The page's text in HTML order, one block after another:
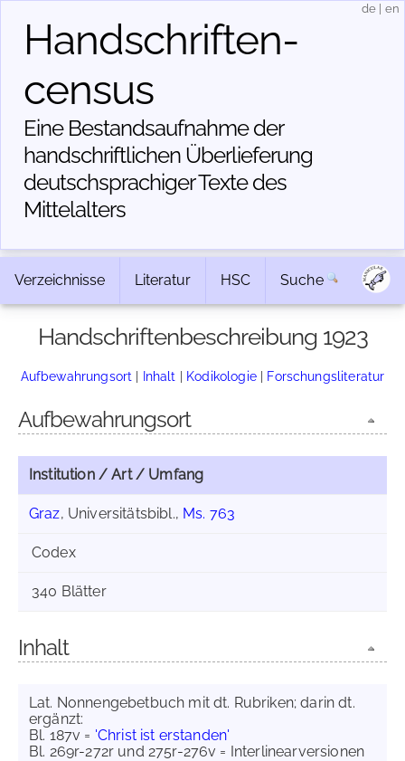
Handschriften­
census
Eine Bestandsaufnahme der
handschriftlichen Über­lieferung
deutschsprachiger Texte des
Mittelalters
de en
Verzeichnisse Literatur HSC Suche
Handschriftenbeschreibung 1923
Aufbewahrungsort | Inhalt | Kodikologie| Forschungsliteratur
Aufbewahrungsort
Institution / Art / Umfang
Graz, Universitätsbibl., Ms. 763
Codex
340 Blätter
Inhalt
Lat. Nonnengebetbuch mit dt. Rubriken; darin dt.
ergänzt:
Bl. 187v = 'Christ ist erstanden'
Bl. 269r-272r und 275r-276v = Interlinearversionen